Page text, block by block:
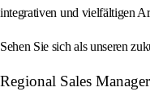
integrativen und vielfältigen
Sehen Sie sich als unseren
Regional Sales